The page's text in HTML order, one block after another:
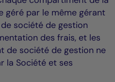
géré par le même gérant
société de gestion
des frais, et les
de société de gestion ne
la Société et ses